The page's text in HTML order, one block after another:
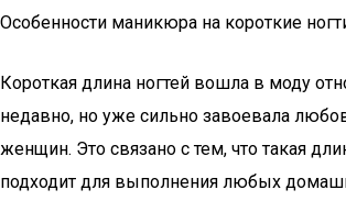
Особенности маникюра на короткие
Короткая длина ногтей вошла в моду
недавно, но уже сильно завоевала
женщин. Это связано с тем, что такая
подходит для выполнения любых